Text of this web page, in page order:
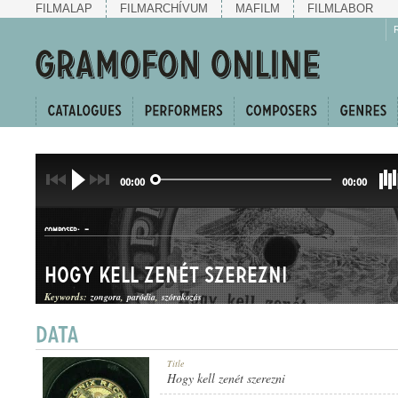
FILMALAP FILMARCHÍVUM MAFILM FILMLABOR
00:00 00:00
COMPOSER: -
ZENEI PARÓDIA
Hogy kell zenét szerezni
Keywords: zongora paródia szórakozás
Title
Hogy kell zenét szerezni